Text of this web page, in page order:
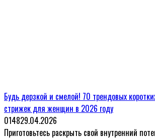
Будь дерзкой и смелой! 70 трендовых
стрижек для женщин в 2026 году
014829.04.2026
Приготовьтесь раскрыть свой внутренний